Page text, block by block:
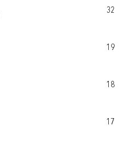
32
19
18
17